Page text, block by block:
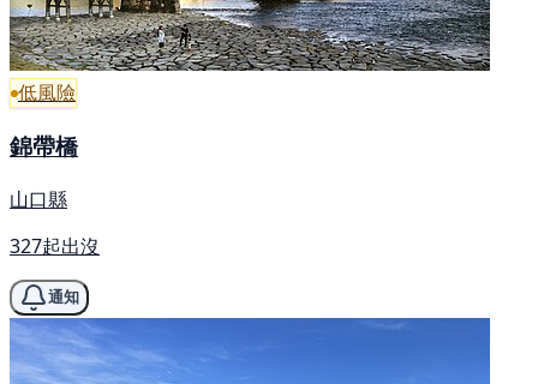
低風險
錦帶橋
山口縣
327起出沒
通知